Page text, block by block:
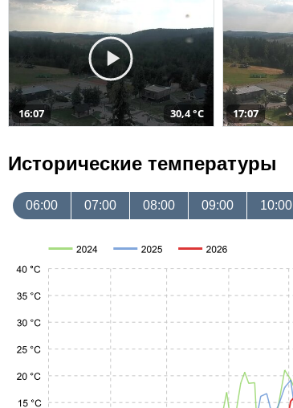
16:07 30,4 °C 17:07
Исторические температуры
06:00 07:00 08:00 09:00 10:00